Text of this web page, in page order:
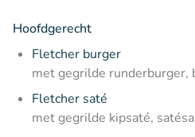
Hoofdgerecht
Fletcher burger
met gegrilde runderburger,
Fletcher saté
met gegrilde kipsaté,